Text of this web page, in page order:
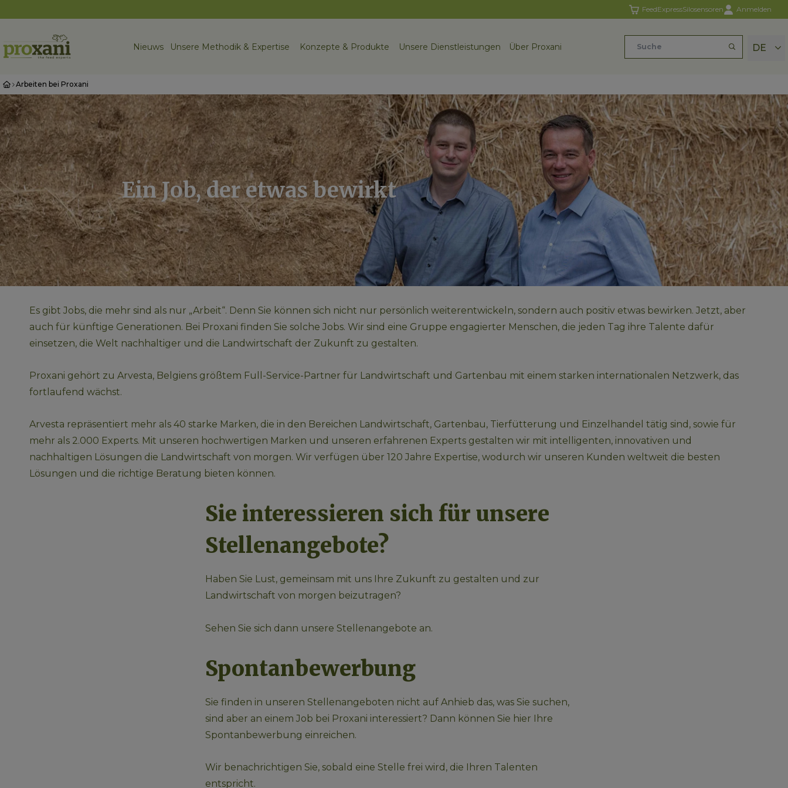
FeedExpressSilosensoren Anmelden
Nieuws Unsere Methodik & Expertise Konzepte & Produkte Unsere Dienstleistungen Über Proxani DE
Arbeiten bei Proxani
Ein Job, der etwas bewirkt
Es gibt Jobs, die mehr sind als nur „Arbeit“. Denn Sie können sich nicht nur persönlich weiterentwickeln, sondern auch positiv etwas bewirken. Jetzt, aber
auch für künftige Generationen. Bei Proxani finden Sie solche Jobs. Wir sind eine Gruppe engagierter Menschen, die jeden Tag ihre Talente dafür
einsetzen, die Welt nachhaltiger und die Landwirtschaft der Zukunft zu gestalten.
Proxani gehört zu Arvesta, Belgiens größtem Full-Service-Partner für Landwirtschaft und Gartenbau mit einem starken internationalen Netzwerk, das
fortlaufend wächst.
Arvesta repräsentiert mehr als 40 starke Marken, die in den Bereichen Landwirtschaft, Gartenbau, Tierfütterung und Einzelhandel tätig sind, sowie für
mehr als 2.000 Experts. Mit unseren hochwertigen Marken und unseren erfahrenen Experts gestalten wir mit intelligenten, innovativen und
nachhaltigen Lösungen die Landwirtschaft von morgen. Wir verfügen über 120 Jahre Expertise, wodurch wir unseren Kunden weltweit die besten
Lösungen und die richtige Beratung bieten können.
Sie interessieren sich für unsere
Stellenangebote?
Haben Sie Lust, gemeinsam mit uns Ihre Zukunft zu gestalten und zur
Landwirtschaft von morgen beizutragen?
Sehen Sie sich dann unsere Stellenangebote an.
Spontanbewerbung
Sie finden in unseren Stellenangeboten nicht auf Anhieb das, was Sie suchen,
sind aber an einem Job bei Proxani interessiert? Dann können Sie hier Ihre
Spontanbewerbung einreichen.
Wir benachrichtigen Sie, sobald eine Stelle frei wird, die Ihren Talenten
entspricht.